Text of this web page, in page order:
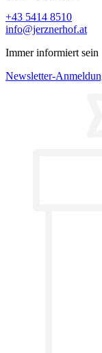
+43 5414 8510
info@jerznerhof.at
Immer informiert sein
Newsletter-